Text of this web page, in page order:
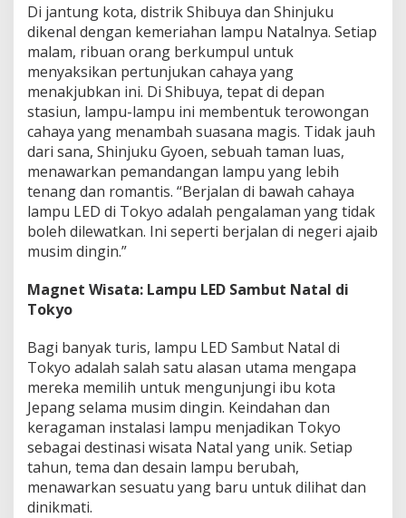
Di jantung kota, distrik Shibuya dan Shinjuku
dikenal dengan kemeriahan lampu Natalnya. Setiap
malam, ribuan orang berkumpul untuk
menyaksikan pertunjukan cahaya yang
menakjubkan ini. Di Shibuya, tepat di depan
stasiun, lampu-lampu ini membentuk terowongan
cahaya yang menambah suasana magis. Tidak jauh
dari sana, Shinjuku Gyoen, sebuah taman luas,
menawarkan pemandangan lampu yang lebih
tenang dan romantis. “Berjalan di bawah cahaya
lampu LED di Tokyo adalah pengalaman yang tidak
boleh dilewatkan. Ini seperti berjalan di negeri ajaib
musim dingin.”
Magnet Wisata: Lampu LED Sambut Natal di
Tokyo
Bagi banyak turis, lampu LED Sambut Natal di
Tokyo adalah salah satu alasan utama mengapa
mereka memilih untuk mengunjungi ibu kota
Jepang selama musim dingin. Keindahan dan
keragaman instalasi lampu menjadikan Tokyo
sebagai destinasi wisata Natal yang unik. Setiap
tahun, tema dan desain lampu berubah,
menawarkan sesuatu yang baru untuk dilihat dan
dinikmati.